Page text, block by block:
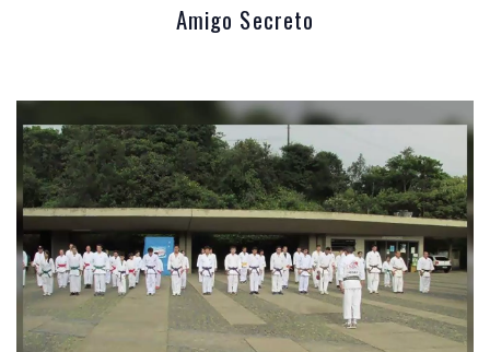
Amigo Secreto